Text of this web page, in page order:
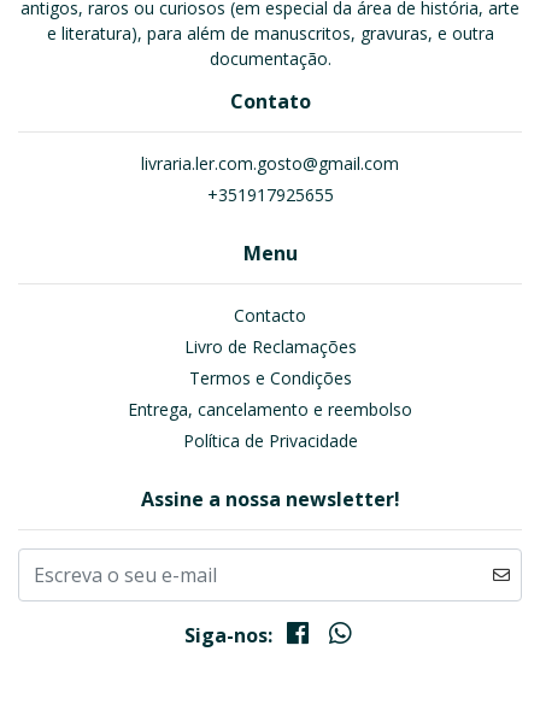
antigos, raros ou curiosos (em especial da área de história, arte
e literatura), para além de manuscritos, gravuras, e outra
documentação.
Contato
livraria.ler.com.gosto@gmail.com
+351917925655
Menu
Contacto
Livro de Reclamações
Termos e Condições
Entrega, cancelamento e reembolso
Política de Privacidade
Assine a nossa newsletter!
Siga-nos: